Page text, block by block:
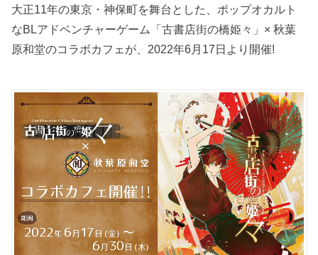
大正11年の東京・神保町を舞台とした、ポップオカルト
なBLアドベンチャーゲーム「古書店街の橋姫々」× 秋葉
原和堂のコラボカフェが、2022年6月17日より開催!